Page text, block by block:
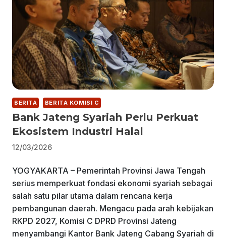
BERITA BERITA KOMISI C
Bank Jateng Syariah Perlu Perkuat
Ekosistem Industri Halal
12/03/2026
YOGYAKARTA – Pemerintah Provinsi Jawa Tengah
serius memperkuat fondasi ekonomi syariah sebagai
salah satu pilar utama dalam rencana kerja
pembangunan daerah. Mengacu pada arah kebijakan
RKPD 2027, Komisi C DPRD Provinsi Jateng
menyambangi Kantor Bank Jateng Cabang Syariah di